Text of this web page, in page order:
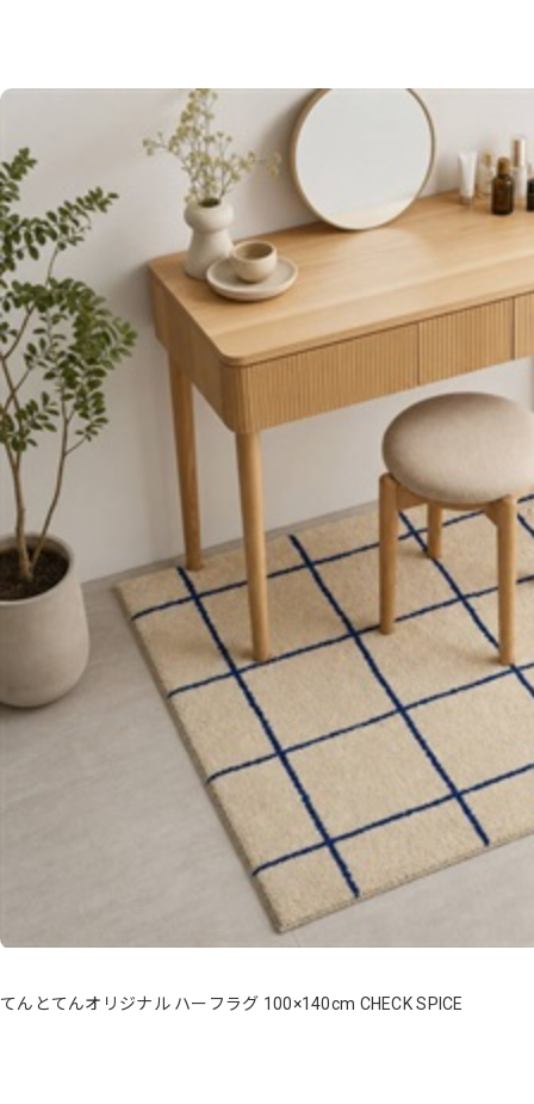
てんとてんオリジナル ハーフラグ 100×140cm CHECK SPICE